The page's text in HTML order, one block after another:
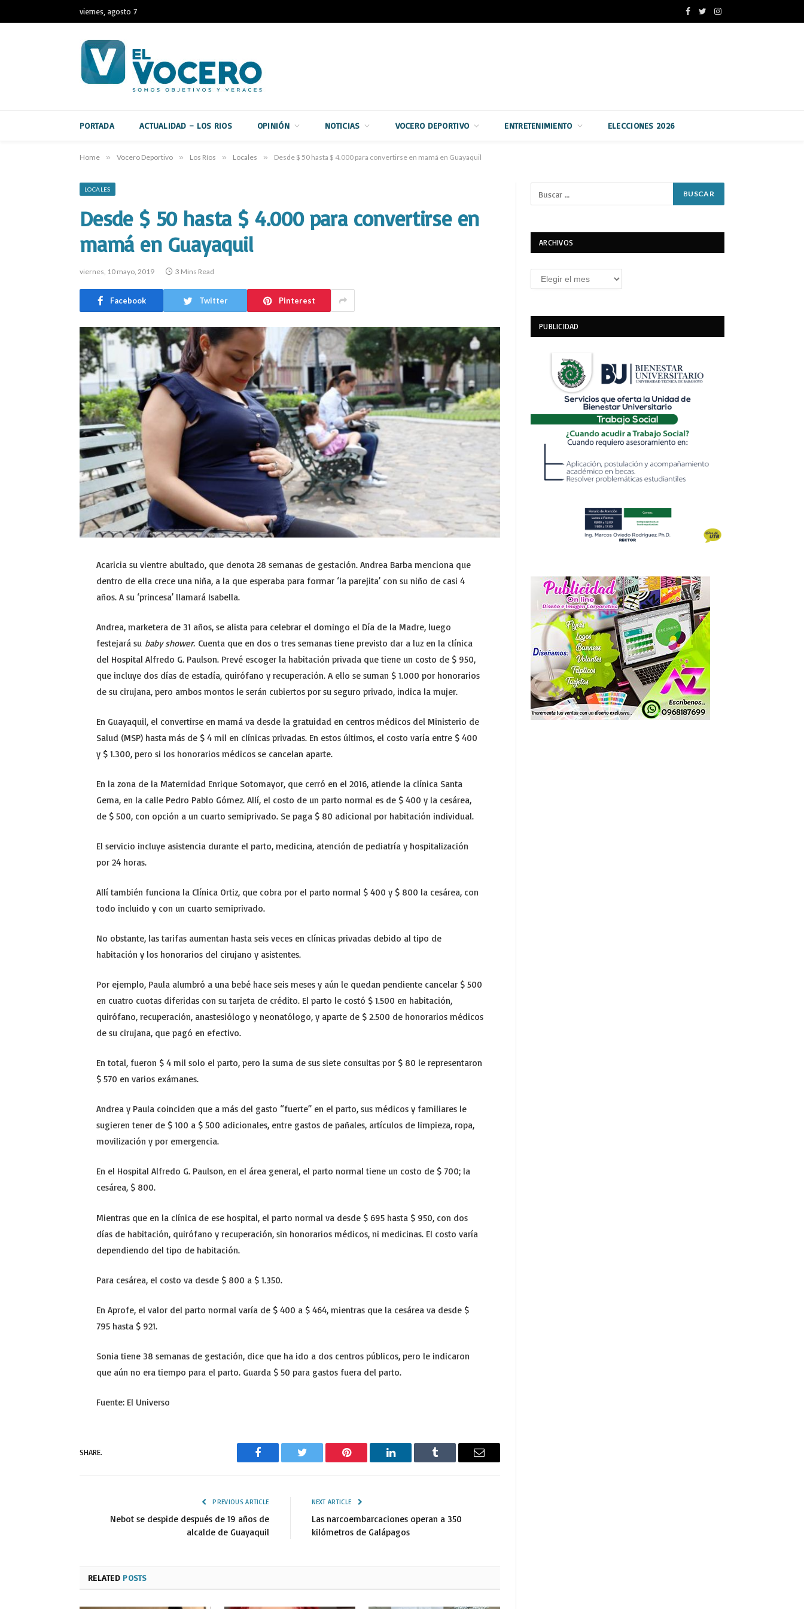
viernes, agosto 7
Facebook
TwitterInstagram
PORTADA ACTUALIDAD – LOS RIOS OPINIÓN NOTICIAS VOCERO DEPORTIVO ENTRETENIMIENTO ELECCIONES 2026
Home » Vocero Deportivo » Los Ríos » Locales » Desde $ 50 hasta $ 4.000 para convertirse en mamá en Guayaquil
LOCALES
Desde $ 50 hasta $ 4.000 para convertirse en
mamá en Guayaquil
viernes, 10 mayo, 2019 3 Mins Read
Facebook Twitter Pinterest
Acaricia su vientre abultado, que denota 28 semanas de gestación. Andrea Barba menciona que
dentro de ella crece una niña, a la que esperaba para formar ‘la parejita’ con su niño de casi 4
años. A su ‘princesa’ llamará Isabella.
Andrea, marketera de 31 años, se alista para celebrar el domingo el Día de la Madre, luego
festejará su baby shower.Cuenta que en dos o tres semanas tiene previsto dar a luz en la clínica
del Hospital Alfredo G. Paulson. Prevé escoger la habitación privada que tiene un costo de $ 950,
que incluye dos días de estadía, quirófano y recuperación. A ello se suman $ 1.000 por honorarios
de su cirujana, pero ambos montos le serán cubiertos por su seguro privado, indica la mujer.
En Guayaquil, el convertirse en mamá va desde la gratuidad en centros médicos del Ministerio de
Salud (MSP) hasta más de $ 4 mil en clínicas privadas. En estos últimos, el costo varía entre $ 400
y $ 1.300, pero si los honorarios médicos se cancelan aparte.
En la zona de la Maternidad Enrique Sotomayor, que cerró en el 2016, atiende la clínica Santa
Gema, en la calle Pedro Pablo Gómez. Allí, el costo de un parto normal es de $ 400 y la cesárea,
de $ 500, con opción a un cuarto semiprivado. Se paga $ 80 adicional por habitación individual.
El servicio incluye asistencia durante el parto, medicina, atención de pediatría y hospitalización
por 24 horas.
Allí también funciona la Clínica Ortiz, que cobra por el parto normal $ 400 y $ 800 la cesárea, con
todo incluido y con un cuarto semiprivado.
No obstante, las tarifas aumentan hasta seis veces en clínicas privadas debido al tipo de
habitación y los honorarios del cirujano y asistentes.
Por ejemplo, Paula alumbró a una bebé hace seis meses y aún le quedan pendiente cancelar $ 500
en cuatro cuotas diferidas con su tarjeta de crédito. El parto le costó $ 1.500 en habitación,
quirófano, recuperación, anastesiólogo y neonatólogo, y aparte de $ 2.500 de honorarios médicos
de su cirujana, que pagó en efectivo.
En total, fueron $ 4 mil solo el parto, pero la suma de sus siete consultas por $ 80 le representaron
$ 570 en varios exámanes.
Andrea y Paula coinciden que a más del gasto “fuerte” en el parto, sus médicos y familiares le
sugieren tener de $ 100 a $ 500 adicionales, entre gastos de pañales, artículos de limpieza, ropa,
movilización y por emergencia.
En el Hospital Alfredo G. Paulson, en el área general, el parto normal tiene un costo de $ 700; la
cesárea, $ 800.
Mientras que en la clínica de ese hospital, el parto normal va desde $ 695 hasta $ 950, con dos
días de habitación, quirófano y recuperación, sin honorarios médicos, ni medicinas. El costo varía
dependiendo del tipo de habitación.
Para cesárea, el costo va desde $ 800 a $ 1.350.
En Aprofe, el valor del parto normal varía de $ 400 a $ 464, mientras que la cesárea va desde $
795 hasta $ 921.
Sonia tiene 38 semanas de gestación, dice que ha ido a dos centros públicos, pero le indicaron
que aún no era tiempo para el parto. Guarda $ 50 para gastos fuera del parto.
Fuente: El Universo
SHARE.
Facebook Twitter Pinterest LinkedIn Tumblr Email
PREVIOUS ARTICLE
Nebot se despide después de 19 años de
alcalde de Guayaquil
NEXT ARTICLE
Las narcoembarcaciones operan a 350
kilómetros de Galápagos
RELATED POSTS
ARCHIVOS
Archivos
PUBLICIDAD